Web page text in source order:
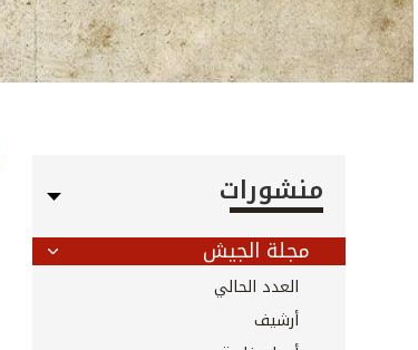
منشورات
مجلة الجيش
العدد الحالي
أرشيف